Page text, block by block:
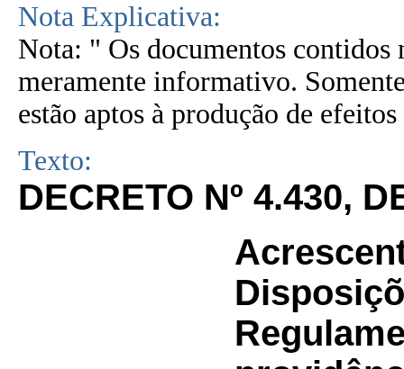
Nota Explicativa:
Nota: " Os documentos contidos
meramente informativo.
estão aptos à produção de
Texto:
DECRETO Nº 4.430,